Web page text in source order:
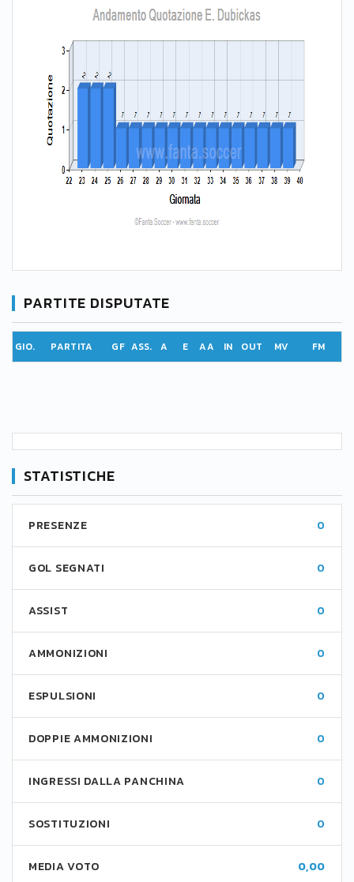
PARTITE DISPUTATE
GIO. PARTITA GF ASS. A E AA IN OUT MV FM
STATISTICHE
PRESENZE 0
GOL SEGNATI 0
ASSIST 0
AMMONIZIONI 0
ESPULSIONI 0
DOPPIE AMMONIZIONI 0
INGRESSI DALLA PANCHINA 0
SOSTITUZIONI 0
MEDIA VOTO 0,00